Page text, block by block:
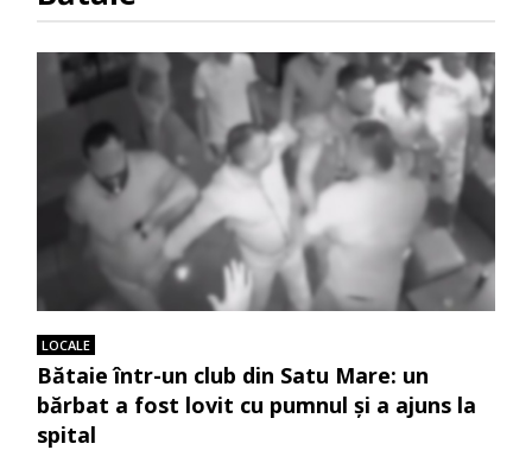
LOCALE
Bătaie într-un club din Satu Mare: un
bărbat a fost lovit cu pumnul și a ajuns la
spital